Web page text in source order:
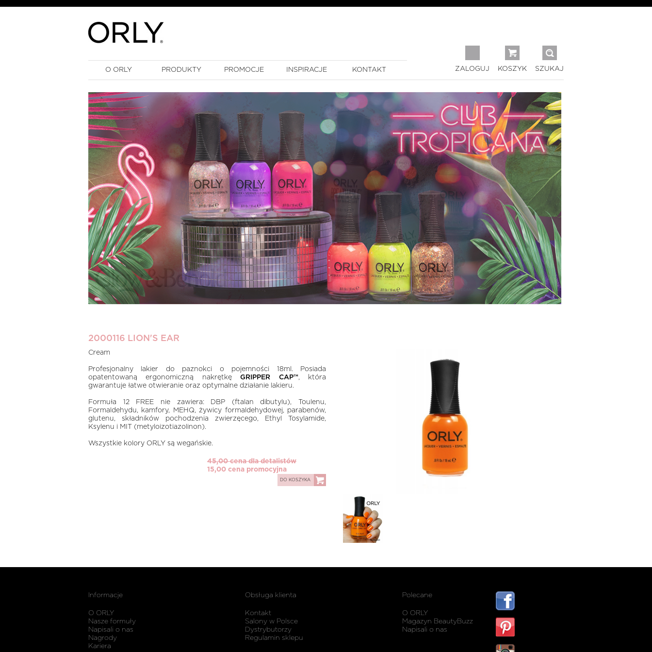
O ORLY PRODUKTY PROMOCJE INSPIRACJE KONTAKT ZALOGUJ KOSZYK SZUKAJ
2000116 LION'S EAR
Cream
Profesjonalny lakier do paznokci o pojemności 18ml. Posiada
opatentowaną ergonomiczną nakrętkęGRIPPER CAP™, która
gwarantuje łatwe otwieranie oraz optymalne działanie lakieru.
Formuła 12 FREE nie zawiera: DBP (ftalan dibutylu), Toulenu,
Formaldehydu, kamfory, MEHQ, żywicy formaldehydowej, parabenów,
glutenu, składników pochodzenia zwierzęcego, Ethyl Tosylamide,
Ksylenu i MIT (metyloizotiazolinon).
Wszystkie kolory ORLY są wegańskie.
45,00 cena dla detalistów
15,00 cena promocyjna
DO KOSZYKA
Informacje
O ORLY
Nasze formuły
Napisali o nas
Nagrody
Kariera
Obsługa klienta
Kontakt
Salony w Polsce
Dystrybutorzy
Regulamin sklepu
Polecane
O ORLY
Magazyn BeautyBuzz
Napisali o nas